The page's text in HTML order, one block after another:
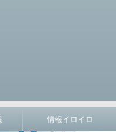
情報イロイロ